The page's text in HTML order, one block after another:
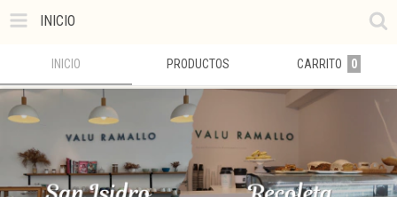
INICIO
INICIO PRODUCTOS CARRITO 0